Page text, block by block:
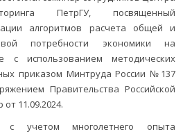
ПетрГУ, посвященный
алгоритмов расчета общей и
потребности экономики на
с использованием методических
приказом Минтруда России №137
Правительства Российской
11.09.2024.
с учетом многолетнего опыта